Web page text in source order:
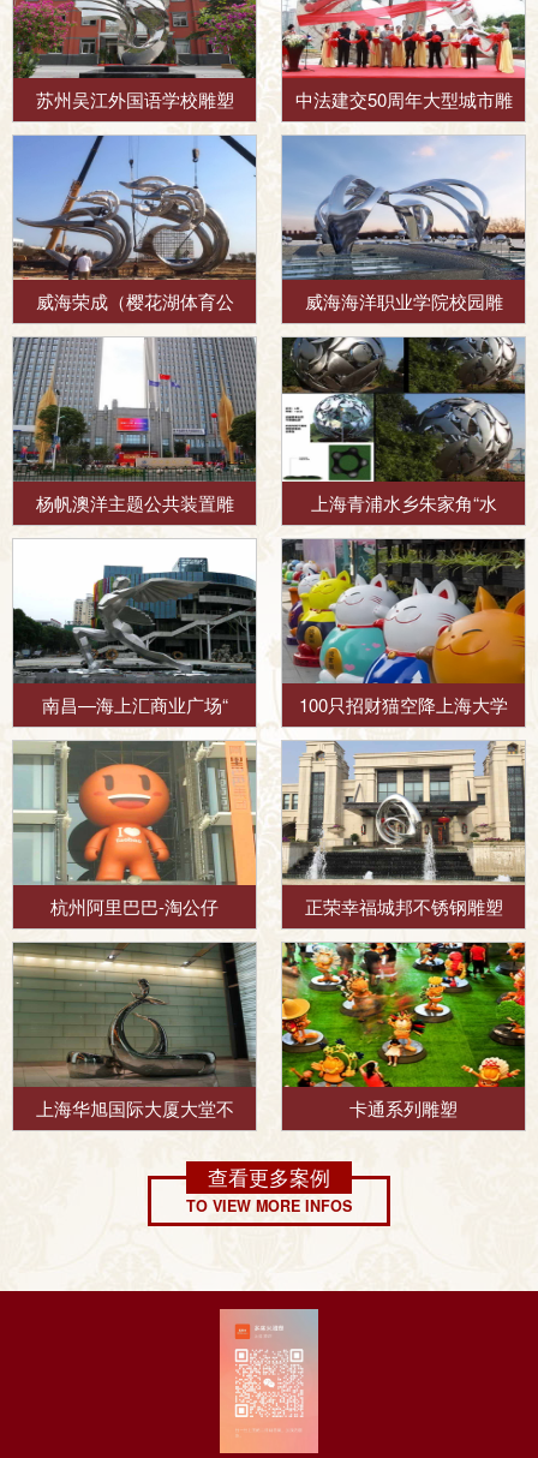
苏州吴江外国语学校雕塑 中法建交50周年大型城市雕
威海荣成（樱花湖体育公 威海海洋职业学院校园雕
杨帆澳洋主题公共装置雕 上海青浦水乡朱家角“水
南昌—海上汇商业广场“ 100只招财猫空降上海大学
杭州阿里巴巴-淘公仔 正荣幸福城邦不锈钢雕塑
上海华旭国际大厦大堂不 卡通系列雕塑
查看更多案例
TO VIEW MORE INFOS